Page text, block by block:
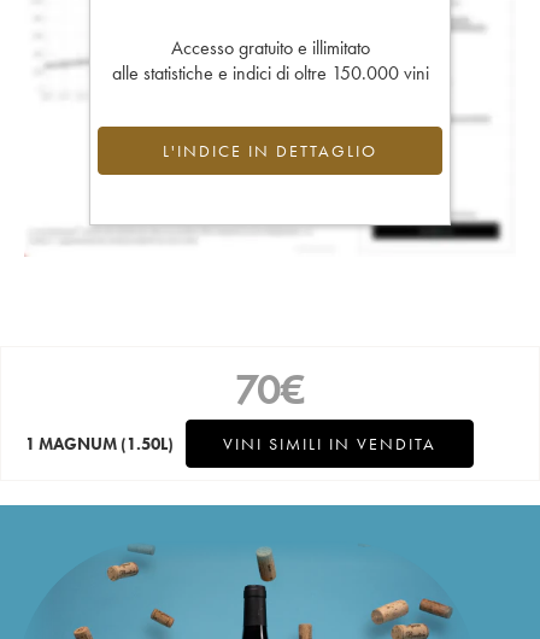
Accesso gratuito e illimitato
alle statistiche e indici di oltre 150.000 vini
L'INDICE IN DETTAGLIO
70€
1 MAGNUM (1.50L) VINI SIMILI IN VENDITA